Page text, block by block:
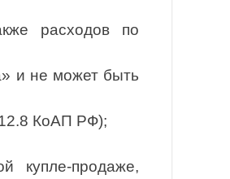
расходов по
и не может быть
КоАП РФ);
купле-продаже,